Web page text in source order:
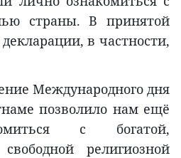
страны. В принятой
в частности,
Международного дня
позволило нам ещё
с богатой,
религиозной